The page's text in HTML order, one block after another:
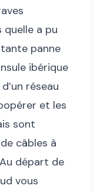
quelle a pu
panne
ibérique
réseau
et les
sont
câbles à
départ de
vous